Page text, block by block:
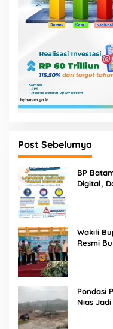
Post Sebelumya
BP
Digital,
Wakili
Resmi
Pondasi
Nias